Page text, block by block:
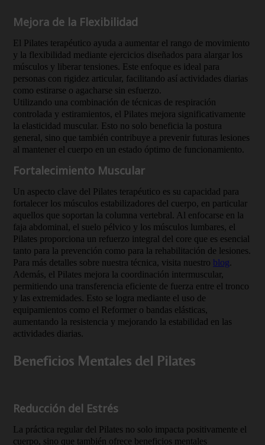
Mejora de la Flexibilidad
El Pilates terapéutico ayuda a aumentar el rango de movimiento
y la flexibilidad mediante ejercicios diseñados para alargar los
músculos y liberar tensiones. Este enfoque es ideal para
personas con rigidez articular, facilitando así actividades diarias
como estirarse o agacharse sin esfuerzo.
Utilizando una combinación de técnicas de respiración
controlada y estiramientos, el Pilates mejora significativamente
la elasticidad muscular. Esto no solo beneficia la postura
general, sino que también contribuye a prevenir futuras lesiones
al mantener el cuerpo en un estado óptimo de funcionamiento.
Fortalecimiento Muscular
Un aspecto clave del Pilates terapéutico es su capacidad para
fortalecer los músculos estabilizadores del cuerpo, en particular
aquellos que soportan la columna vertebral. Al enfocarse en la
faja abdominal, el suelo pélvico y los músculos lumbares, el
Pilates proporciona un refuerzo integral del core que es esencial
tanto para la prevención como para la rehabilitación de lesiones.
Para más detalles sobre nuestra técnica, visita nuestro blog.
Además, el Pilates mejora la coordinación intermuscular,
permitiendo una transferencia eficiente de fuerza entre el tronco
y las extremidades. Esto se logra mediante el uso de
equipamientos como el Reformer o bandas elásticas,
aumentando la resistencia y mejorando la estabilidad en las
actividades diarias.
Beneficios Mentales del Pilates
Reducción del Estrés
La práctica regular del Pilates no solo impacta positivamente el
cuerpo, sino que también ofrece beneficios mentales